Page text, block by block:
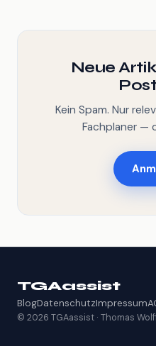
Neue
Kein Spam. Nur
Fachplaner —
TGAassist
BlogDatenschutzImpressum
© 2026 TGAassist · Thomas